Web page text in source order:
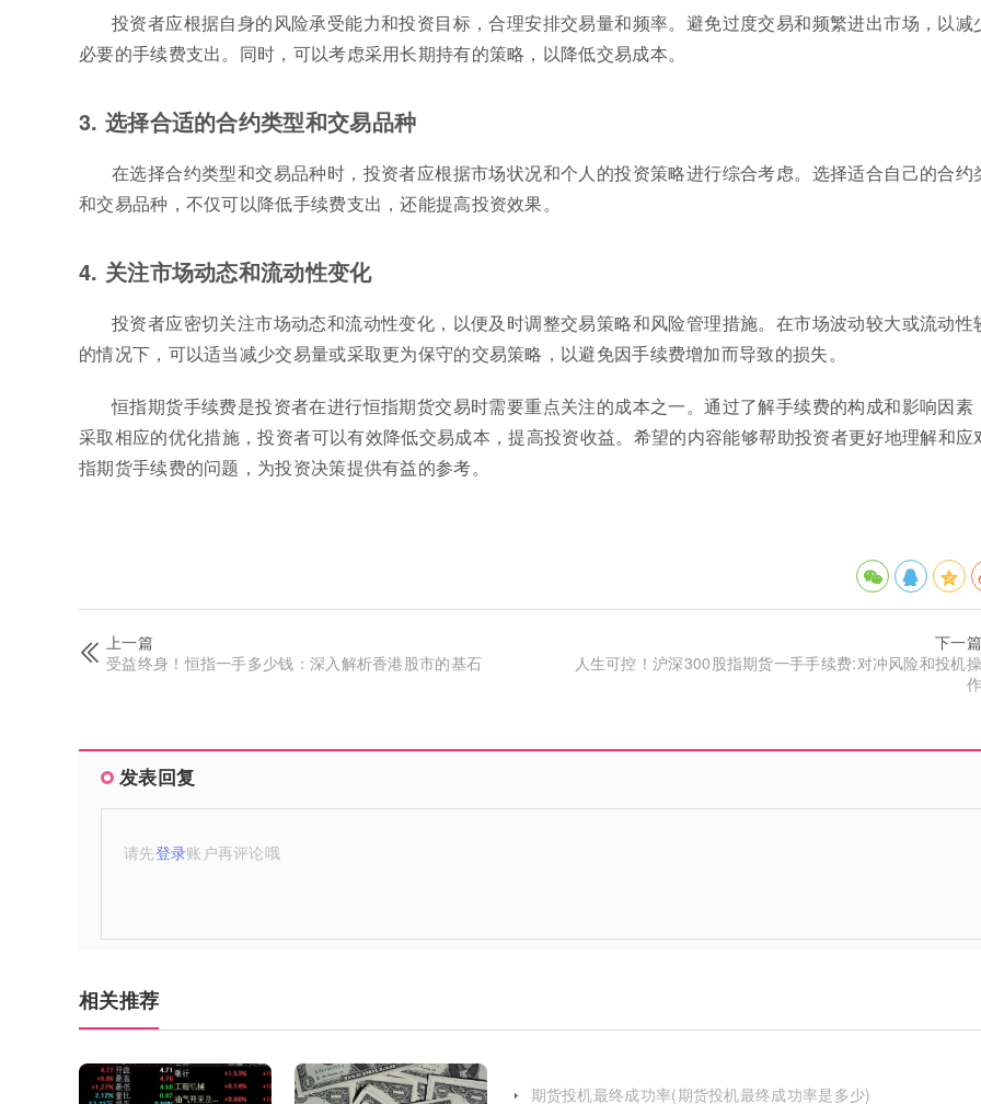
投资者应根据自身的风险承受能力和投资目标，合理安排交易量和频率。避免过度交易和频繁进出市场，以减
必要的手续费支出。同时，可以考虑采用长期持有的策略，以降低交易成本。
3. 选择合适的合约类型和交易品种
在选择合约类型和交易品种时，投资者应根据市场状况和个人的投资策略进行综合考虑。选择适合自己的合约
和交易品种，不仅可以降低手续费支出，还能提高投资效果。
4. 关注市场动态和流动性变化
投资者应密切关注市场动态和流动性变化，以便及时调整交易策略和风险管理措施。在市场波动较大或流动性
的情况下，可以适当减少交易量或采取更为保守的交易策略，以避免因手续费增加而导致的损失。
恒指期货手续费是投资者在进行恒指期货交易时需要重点关注的成本之一。通过了解手续费的构成和影响因素
采取相应的优化措施，投资者可以有效降低交易成本，提高投资收益。希望的内容能够帮助投资者更好地理解和应
指期货手续费的问题，为投资决策提供有益的参考。
上一篇
受益终身！恒指一手多少钱：深入解析香港股市的基石
下一篇
人生可控！沪深300股指期货一手手续费:对冲风险和投机操
作
发表回复
请先登录账户再评论哦
相关推荐
期货投机最终成功率(期货投机最终成功率是多少)